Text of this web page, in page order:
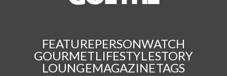
FEATUREPERSONWATCH
GOURMETLIFESTYLESTORY
LOUNGEMAGAZINETAGS